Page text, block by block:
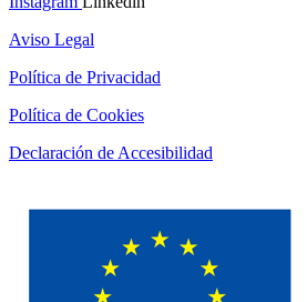
Aviso Legal
Política de Privacidad
Política de Cookies
Declaración de Accesibilidad